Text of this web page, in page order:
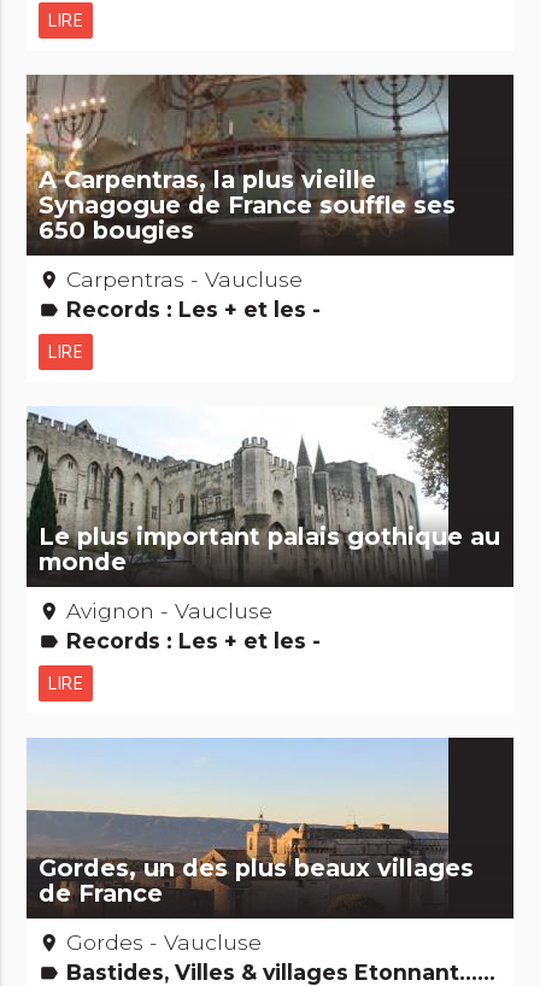
LIRE
A Carpentras, la plus vieille
Synagogue de France souffle ses
650 bougies
place Carpentras - Vaucluse
label Records : Les + et les -
LIRE
Le plus important palais gothique au
monde
place Avignon - Vaucluse
label Records : Les + et les -
LIRE
Gordes, un des plus beaux villages
de France
place Gordes - Vaucluse
label Bastides, Villes & villages Etonnant... non ?